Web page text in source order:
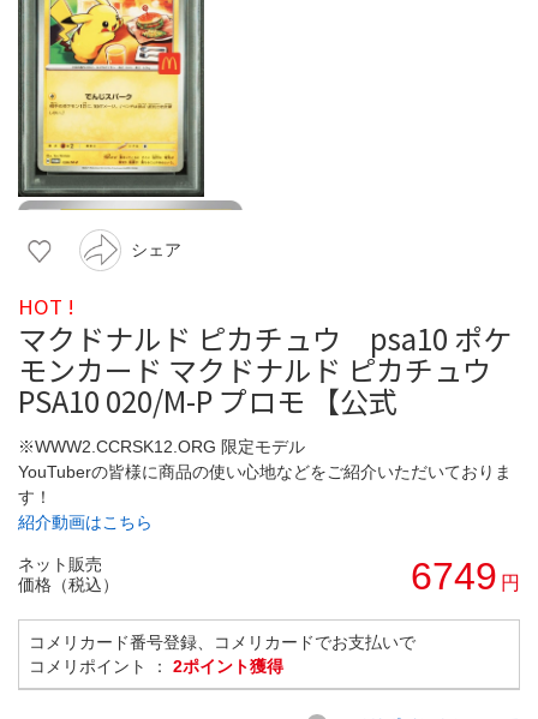
シェア
HOT !
マクドナルド ピカチュウ psa10 ポケ
モンカード マクドナルド ピカチュウ
PSA10 020/M-P プロモ 【公式
※WWW2.CCRSK12.ORG 限定モデル
YouTuberの皆様に商品の使い心地などをご紹介いただいておりま
す！
紹介動画はこちら
ネット販売
価格（税込）
6749 円
コメリカード番号登録、コメリカードでお支払いで
コメリポイント ： 2ポイント獲得